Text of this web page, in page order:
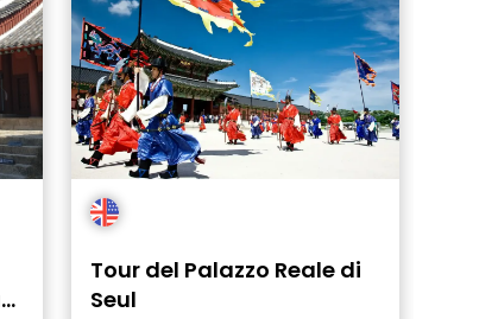
Tour del Palazzo Reale di
Seul